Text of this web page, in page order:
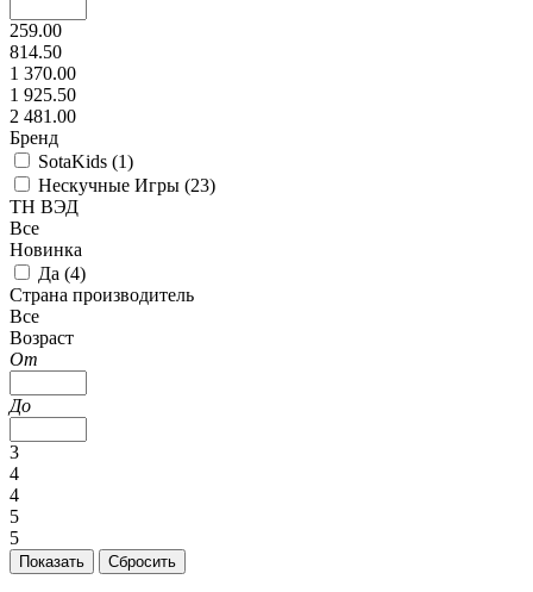
259.00
814.50
1 370.00
1 925.50
2 481.00
Бренд
SotaKids (1)
Нескучные Игры (23)
ТН ВЭД
Все
Новинка
Да (4)
Страна производитель
Все
Возраст
От
До
3
4
4
5
5